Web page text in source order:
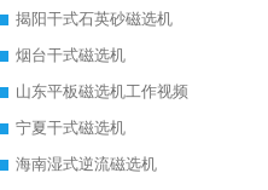
揭阳干式石英砂磁选机
烟台干式磁选机
山东平板磁选机工作视频
宁夏干式磁选机
海南湿式逆流磁选机